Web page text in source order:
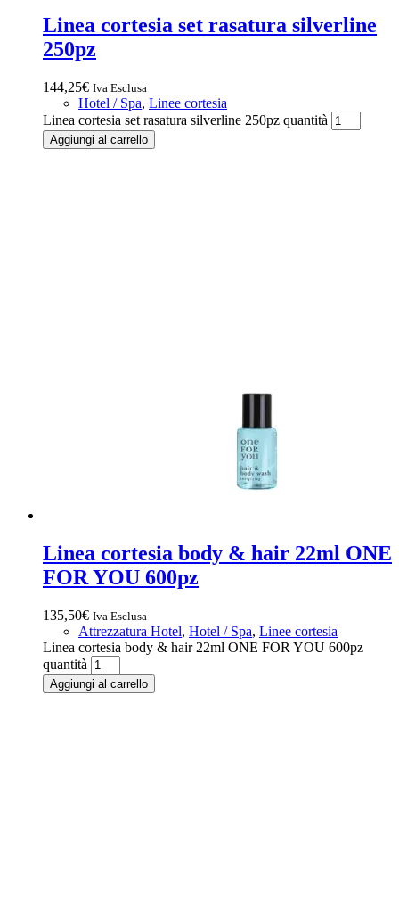
Linea cortesia set rasatura silverline
250pz
144,25€ Iva Esclusa
Hotel / Spa, Linee cortesia
Linea cortesia set rasatura silverline 250pz quantità
Aggiungi al carrello
Linea cortesia body & hair 22ml ONE
FOR YOU 600pz
135,50€ Iva Esclusa
Attrezzatura Hotel, Hotel / Spa, Linee cortesia
Linea cortesia body & hair 22ml ONE FOR YOU 600pz
quantità
Aggiungi al carrello